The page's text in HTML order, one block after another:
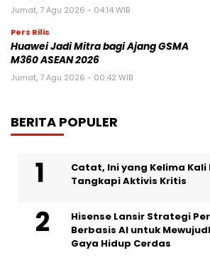
Jumat, 7 Agu 2026 - 04:14 WIB
Pers Rilis
Huawei Jadi Mitra bagi Ajang GSMA
M360 ASEAN 2026
Jumat, 7 Agu 2026 - 00:42 WIB
BERITA POPULER
Catat, Ini yang Kelima Kali
Tangkapi Aktivis Kritis
Hisense Lansir Strategi
Berbasis AI untuk
Gaya Hidup Cerdas